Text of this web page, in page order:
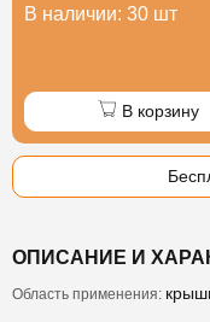
В наличии: 30 шт
В корзину
ОПИСАНИЕ И
Область применения: